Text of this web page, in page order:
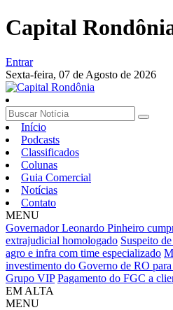
Capital
Entrar
Sexta-feira, 07 de Agosto de 2026
Início
Podcasts
Classificados
Colunas
Guia Comercial
Notícias
Contato
MENU
Governador Leonardo Pinheiro
extrajudicial homologado Suspeito
agro e infra com time especializado
investimento do Governo de RO
Grupo VIP Pagamento do FGC a
EM ALTA
MENU